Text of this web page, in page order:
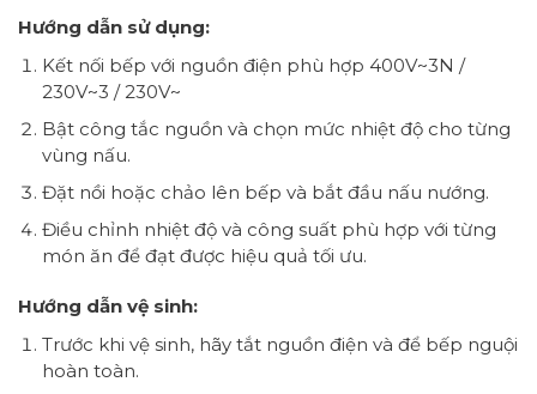
Hướng dẫn sử dụng:
Kết nối bếp với nguồn điện phù hợp 400V~3N /
230V~3 / 230V~
Bật công tắc nguồn và chọn mức nhiệt độ cho từng
vùng nấu.
Đặt nồi hoặc chảo lên bếp và bắt đầu nấu nướng.
Điều chỉnh nhiệt độ và công suất phù hợp với từng
món ăn để đạt được hiệu quả tối ưu.
Hướng dẫn vệ sinh:
Trước khi vệ sinh, hãy tắt nguồn điện và để bếp nguội
hoàn toàn.